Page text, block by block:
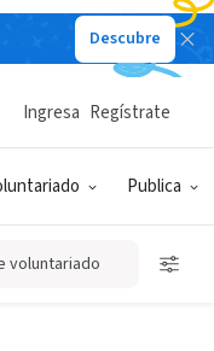
Descubre
Publica
Ingresa Regístrate
voluntariado